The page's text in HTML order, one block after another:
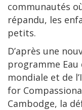
communautés
répandu, les
petits.
D’après une
programme Eau
mondiale et de
for
Cambodge, la